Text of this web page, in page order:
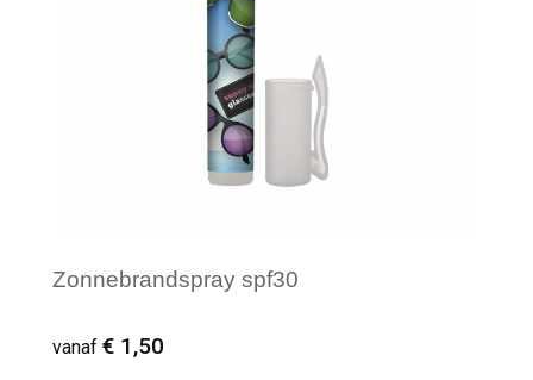
Zonnebrandspray spf30
vanaf € 1,50